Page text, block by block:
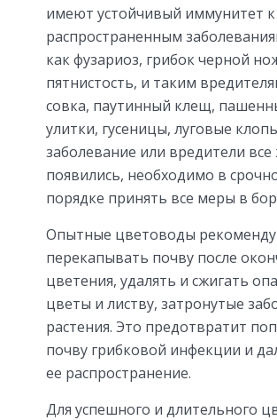
имеют устойчивый иммунитет
распространенным
как фузариоз, грибок черной
пятнистость, и таким
совка, паутинный клещ,
улитки, гусеницы, луговые
заболевание или вредители все
появились, необходимо в
порядке принять все меры в
Опытные цветоводы
перекапывать почву после
цветения, удалять и сжигать
цветы и листву, затронутые
растения. Это предотвратит
почву грибковой инфекции и
ее распространение.
Для успешного и длительного